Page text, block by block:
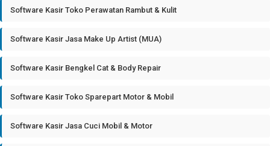
Software Kasir Toko Perawatan Rambut & Kulit
Software Kasir Jasa Make Up Artist (MUA)
Software Kasir Bengkel Cat & Body Repair
Software Kasir Toko Sparepart Motor & Mobil
Software Kasir Jasa Cuci Mobil & Motor